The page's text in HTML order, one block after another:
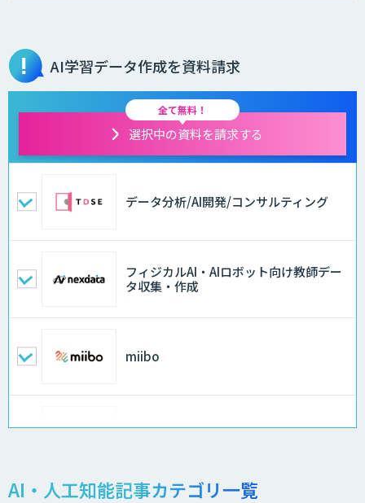
AI学習データ作成を資料請求
全て無料！
選択中の資料を請求する
データ分析/AI開発/コンサルティング
フィジカルAI・AIロボット向け教師デー
タ収集・作成
miibo
QANT VoC
AI・人工知能記事カテゴリ一覧